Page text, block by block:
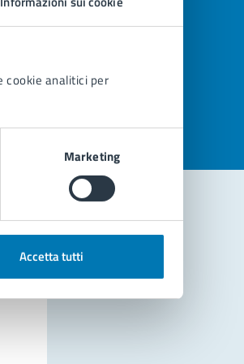
cookie analitici per
Marketing
Accetta tutti